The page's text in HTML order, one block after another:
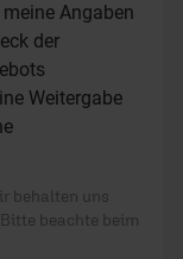
Angaben
der
Weitergabe
behalten uns
beachte beim